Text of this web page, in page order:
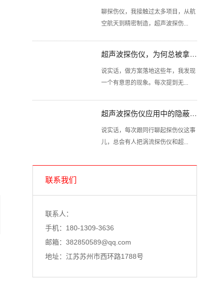
涡流探伤仪选型别陷入这认知误区
朋友，总有人对涡流探伤仪和超...
探伤仪，特别是涡流探伤仪和超声波
探伤仪，在工业领域的作用不言...
联系我们
联系人：
手机：180-1309-3636
邮箱：382850589@qq.com
地址：江苏苏州市西环路1788号